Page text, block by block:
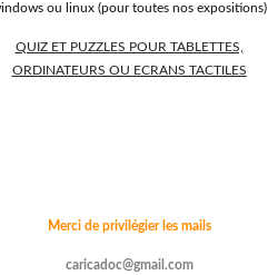
ou linux (pour toutes nos expositions)
QUIZ ET PUZZLES POUR TABLETTES,
ORDINATEURS OU ECRANS TACTILES
Merci de privilégier les mails
caricadoc@gmail.com